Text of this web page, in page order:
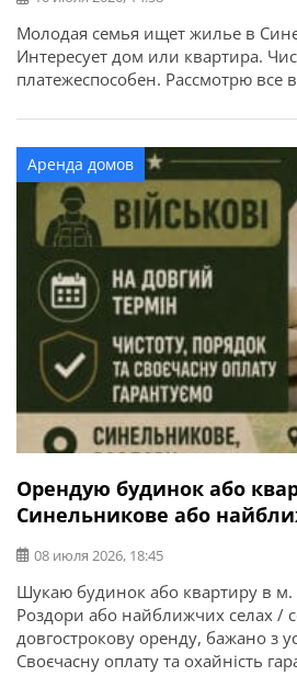
Молодая семья ищет жилье в
Интересует дом или квартира.
платежеспособен. Рассмотрю все
Аренда домов
Орендую будинок або
Синельникове або
08 июля 2026, 18:45
Шукаю будинок або квартиру в
Роздори або найближчих селах /
довгострокову оренду, бажано з
Своєчасну оплату та охайність